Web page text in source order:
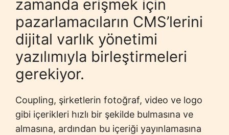
zamanda erişmek için
pazarlamacıların CMS’lerini
dijital varlık yönetimi
yazılımıyla birleştirmeleri
gerekiyor.
Coupling, şirketlerin fotoğraf, video ve logo
gibi içerikleri hızlı bir şekilde bulmasına ve
almasına, ardından bu içeriği yayınlamasına